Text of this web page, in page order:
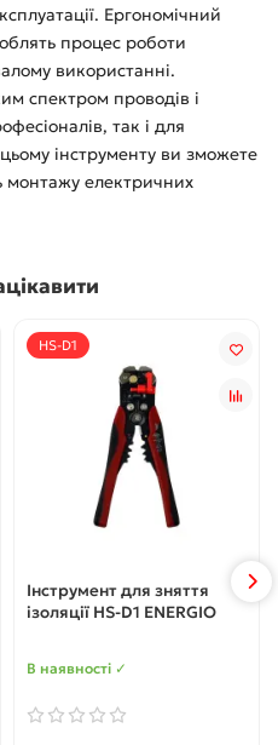
Ергономічний
процес роботи
використанні.
спектром проводів і
так і для
інструменту ви зможете
монтажу електричних
HS-D1
Інструмент для зняття
ізоляції HS-D1 ENERGIO
В наявності ✓